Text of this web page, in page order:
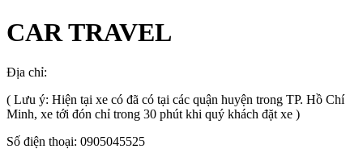
CAR TRAVEL
Địa chỉ:
( Lưu ý: Hiện tại xe có đã có tại các quận huyện trong TP. Hồ Chí
Minh, xe tới đón chỉ trong 30 phút khi quý khách đặt xe )
Số điện thoại: 0905045525